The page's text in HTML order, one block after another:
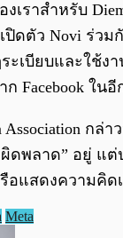
เราสำหรับ
ปิดตัว Novi ร่วม
เบียบและใช้งา
Facebook ใน
กล่า
ผิดพลาด” อยู่ แต่
อแสดงความคิด
Meta